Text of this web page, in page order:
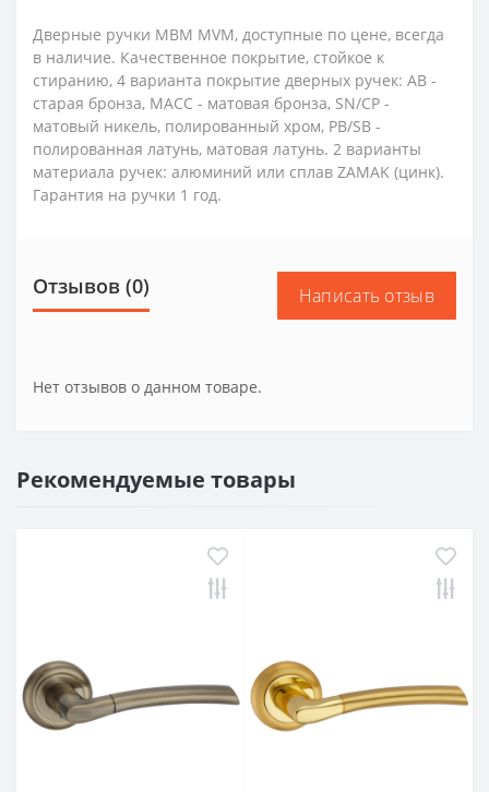
Дверные ручки МВМ MVM, доступные по цене, всегда
в наличие. Качественное покрытие, стойкое к
стиранию, 4 варианта покрытие дверных ручек: AB -
старая бронза, MACC - матовая бронза, SN/CP -
матовый никель, полированный хром, PB/SB -
полированная латунь, матовая латунь. 2 варианты
материала ручек: алюминий или сплав ZAMAK (цинк).
Гарантия на ручки 1 год.
Отзывов (0) Написать отзыв
Нет отзывов о данном товаре.
Рекомендуемые товары